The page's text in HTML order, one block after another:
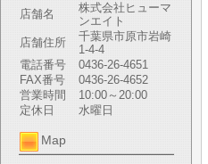
店舗名
株式会社ヒューマ
ンエイト
店舗住所
千葉県市原市岩崎
1-4-4
電話番号
0436-26-4651
FAX番号
0436-26-4652
営業時間
10:00～20:00
定休日
水曜日
Map